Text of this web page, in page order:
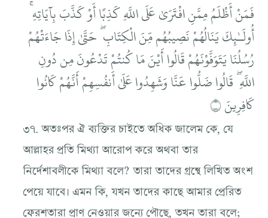
فَمَنْ أَظْلَمُ مِمَّنِ افْتَرَىٰ عَلَى اللَّهِ كَذِبًا أَوْ كَذَّبَ بِآيَاتِهِ ۚ
أُولَـٰئِكَ يَنَالُهُمْ نَصِيبُهُم مِّنَ الْكِتَابِ ۖ حَتَّىٰ إِذَا جَاءَتْهُمْ
رُسُلُنَا يَتَوَفَّوْنَهُمْ قَالُوا أَيْنَ مَا كُنتُمْ تَدْعُونَ مِن دُونِ
اللَّهِ ۖ قَالُوا ضَلُّوا عَنَّا وَشَهِدُوا عَلَىٰ أَنفُسِهِمْ أَنَّهُمْ كَانُوا
كَافِرِينَ ۝
৩৭. অতঃপর ঐ ব্যক্তির চাইতে অধিক জালেম কে, যে
আল্লাহর প্রতি মিথ্যা আরোপ করে অথবা তার
নির্দেশাবলীকে মিথ্যা বলে? তারা তাদের গ্রন্থে লিখিত অংশ
পেয়ে যাবে। এমন কি, যখন তাদের কাছে আমার প্রেরিত
ফেরশতারা প্রাণ নেওয়ার জন্যে পৌছে, তখন তারা বলে;